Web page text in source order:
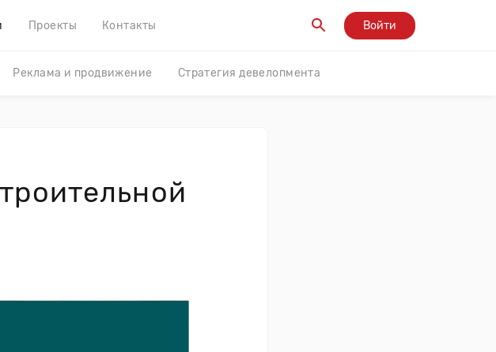
Проекты Контакты Войти
Реклама и продвижение Стратегия девелопмента